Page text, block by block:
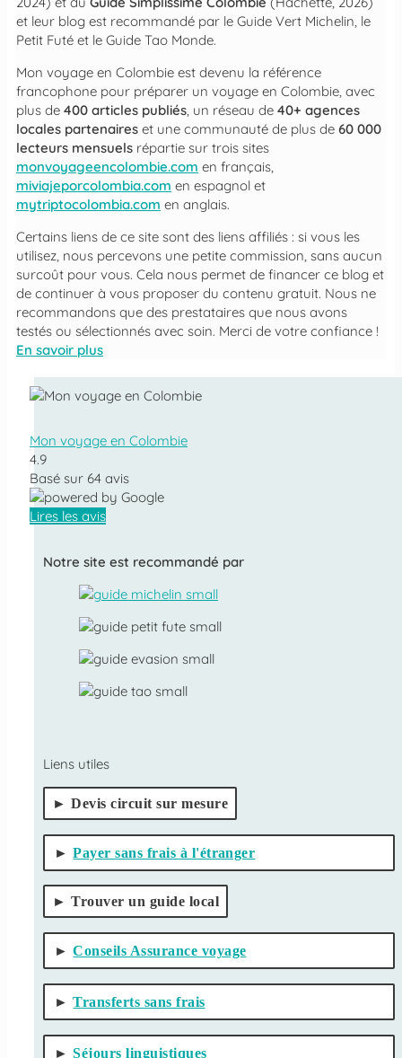
et leur blog est recommandé par le Guide Vert Michelin, le
Petit Futé et le Guide Tao Monde.
Mon voyage en Colombie est devenu la référence
francophone pour préparer un voyage en Colombie, avec
plus de 400 articles publiés, un réseau de 40+ agences
locales partenaires et une communauté de plus de 60 000
lecteurs mensuels répartie sur trois sites
monvoyageencolombie.com en français,
miviajeporcolombia.com en espagnol et
mytriptocolombia.com en anglais.
Certains liens de ce site sont des liens affiliés : si vous les
utilisez, nous percevons une petite commission, sans aucun
surcoût pour vous. Cela nous permet de financer ce blog et
de continuer à vous proposer du contenu gratuit. Nous ne
recommandons que des prestataires que nous avons
testés ou sélectionnés avec soin. Merci de votre confiance !
En savoir plus
Mon voyage en Colombie
4.9
Basé sur 64 avis
Lires les avis
Notre site est recommandé par
Liens utiles
Devis circuit sur mesure
Payer sans frais à l'étranger
Trouver un guide local
Conseils Assurance voyage
Transferts sans frais
Séjours linguistiques